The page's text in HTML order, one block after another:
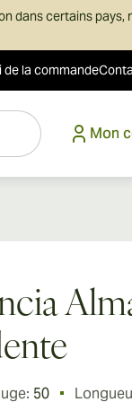
dans certains
de la commande
Mon
50